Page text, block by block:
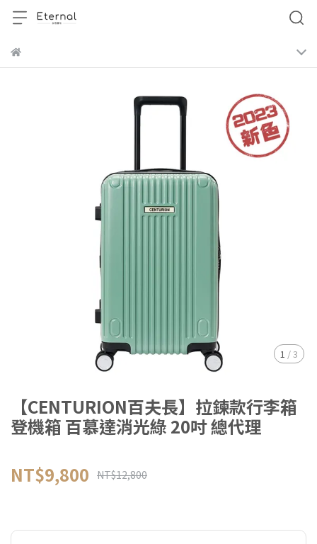
1 /3
【CENTURION百夫長】拉鍊款行李箱
登機箱 百慕達消光綠 20吋 總代理
NT$9,800 NT$12,800